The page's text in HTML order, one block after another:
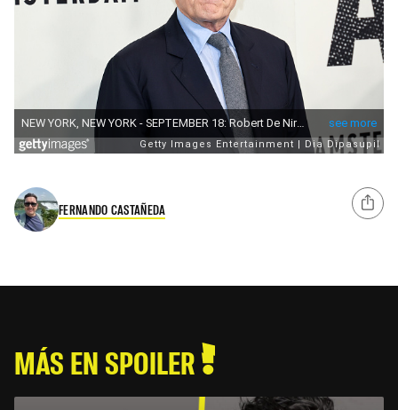
FERNANDO CASTAÑEDA
MÁS EN SPOILER